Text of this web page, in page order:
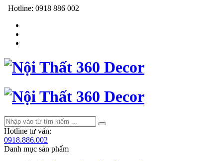
Hotline: 0918 886 002
Hotline tư vấn:
0918.886.002
Danh mục sản phẩm